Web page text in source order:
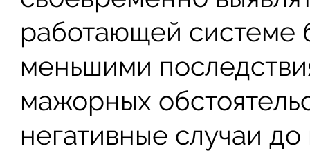
работающей системе
меньшими
мажорных
негативные случаи